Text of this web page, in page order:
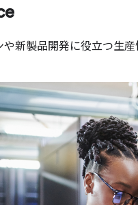
や新製品開発に役立つ生